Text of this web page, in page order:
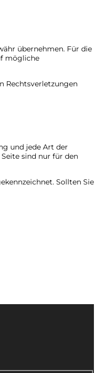
übernehmen. Für die
mögliche
Rechtsverletzungen
und jede Art der
sind nur für den
Sollten Sie